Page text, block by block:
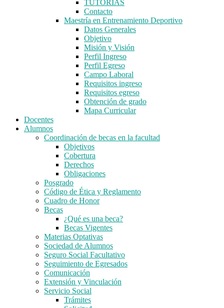
TUTORÍAS
Contacto
Maestría en Entrenamiento Deportivo
Datos Generales
Objetivo
Misión y Visión
Perfil Ingreso
Perfil Egreso
Campo Laboral
Requisitos ingreso
Requisitos egreso
Obtención de grado
Mapa Curricular
Docentes
Alumnos
Coordinación de becas en la facultad
Objetivos
Cobertura
Derechos
Obligaciones
Posgrado
Código de Ética y Reglamento
Cuadro de Honor
Becas
¿Qué es una beca?
Becas Vigentes
Materias Optativas
Sociedad de Alumnos
Seguro Social Facultativo
Seguimiento de Egresados
Comunicación
Extensión y Vinculación
Servicio Social
Trámites